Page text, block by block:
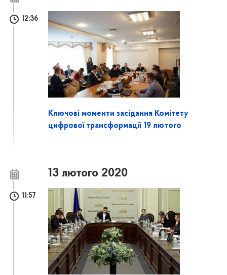
12:36
Ключові моменти засідання Комітету
цифрової трансформації 19 лютого
13 лютого 2020
11:57